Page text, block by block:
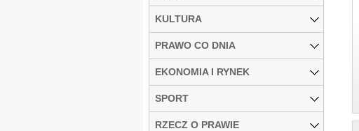
KULTURA
PRAWO CO DNIA
EKONOMIA I RYNEK
SPORT
RZECZ O PRAWIE